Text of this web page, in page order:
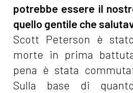
potrebbe essere il
quello gentile che
Scott Peterson è
morte in prima
pena è stata
Sulla base di